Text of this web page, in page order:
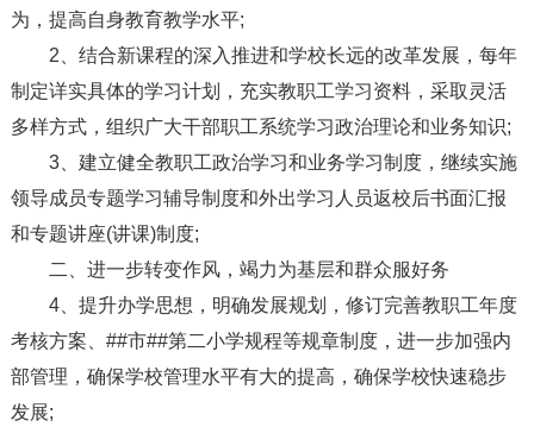
为，提高自身教育教学水平;
2、结合新课程的深入推进和学校长远的改革发展，每年
制定详实具体的学习计划，充实教职工学习资料，采取灵活
多样方式，组织广大干部职工系统学习政治理论和业务知识;
3、建立健全教职工政治学习和业务学习制度，继续实施
领导成员专题学习辅导制度和外出学习人员返校后书面汇报
和专题讲座(讲课)制度;
二、进一步转变作风，竭力为基层和群众服好务
4、提升办学思想，明确发展规划，修订完善教职工年度
考核方案、##市##第二小学规程等规章制度，进一步加强内
部管理，确保学校管理水平有大的提高，确保学校快速稳步
发展;